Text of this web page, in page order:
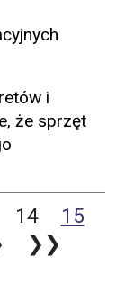
i
że sprzęt
14
15
❯❯